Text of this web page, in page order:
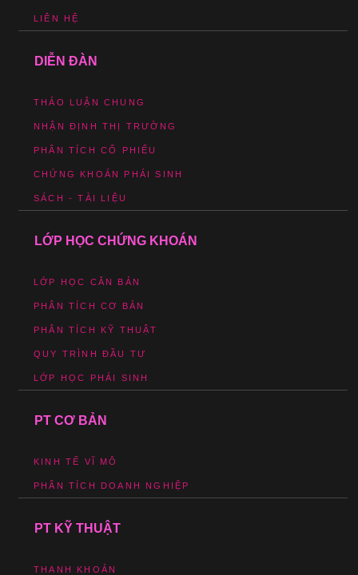
LIÊN HỆ
DIỄN ĐÀN
THẢO LUẬN CHUNG
NHẬN ĐỊNH THỊ TRƯỜNG
PHÂN TÍCH CỔ PHIẾU
CHỨNG KHOÁN PHÁI SINH
SÁCH - TÀI LIỆU
LỚP HỌC CHỨNG KHOÁN
LỚP HỌC CĂN BẢN
PHÂN TÍCH CƠ BẢN
PHÂN TÍCH KỸ THUẬT
QUY TRÌNH ĐẦU TƯ
LỚP HỌC PHÁI SINH
PT CƠ BẢN
KINH TẾ VĨ MÔ
PHÂN TÍCH DOANH NGHIỆP
PT KỸ THUẬT
THANH KHOẢN